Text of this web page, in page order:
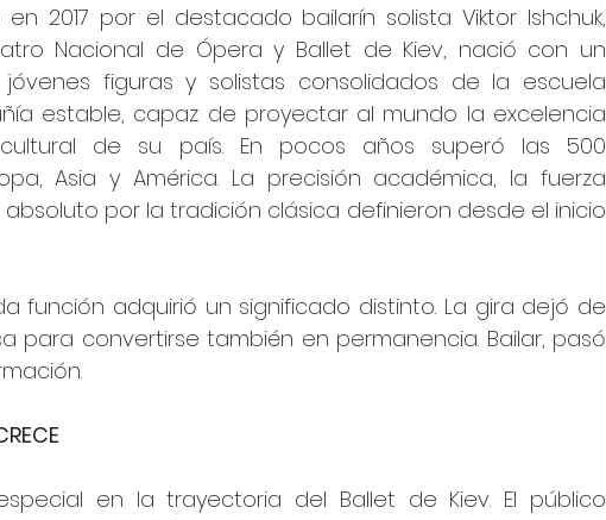
2017 por el destacado bailarín solista Viktor Ishchuk,
Nacional de Ópera y Ballet de Kiev, nació con un
figuras y solistas consolidados de la escuela
estable, capaz de proyectar al mundo la excelencia
de su país. En pocos años superó las 500
Asia y América. La precisión académica, la fuerza
por la tradición clásica definieron desde el inicio
función adquirió un significado distinto. La gira dejó de
para convertirse también en permanencia. Bailar, pasó
en la trayectoria del Ballet de Kiev. El público